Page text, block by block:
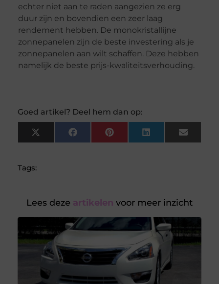
echter niet aan te raden aangezien ze erg
duur zijn en bovendien een zeer laag
rendement hebben. De monokristallijne
zonnepanelen zijn de beste investering als je
zonnepanelen aan wilt schaffen. Deze hebben
namelijk de beste prijs-kwaliteitsverhouding.
Goed artikel? Deel hem dan op:
X
(Twitter)
FacebookPinterest LinkedIn Email
Tags:
Lees deze artikelen voor meer inzicht